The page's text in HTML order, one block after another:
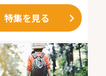
特集を見る